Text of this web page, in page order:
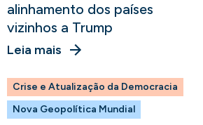
alinhamento dos países
vizinhos a Trump
Leia mais
Crise e Atualização da Democracia
Nova Geopolítica Mundial